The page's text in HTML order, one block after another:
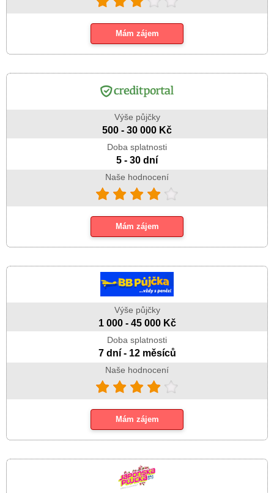
Mám zájem
Výše půjčky
500 - 30 000 Kč
Doba splatnosti
5 - 30 dní
Naše hodnocení
Mám zájem
Výše půjčky
1 000 - 45 000 Kč
Doba splatnosti
7 dní - 12 měsíců
Naše hodnocení
Mám zájem